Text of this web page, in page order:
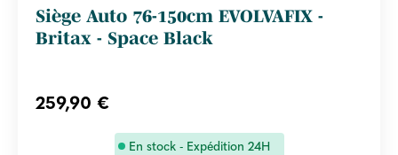
Siège Auto 76-150cm EVOLVAFIX -
Britax - Space Black
259,90 €
En stock - Expédition 24H